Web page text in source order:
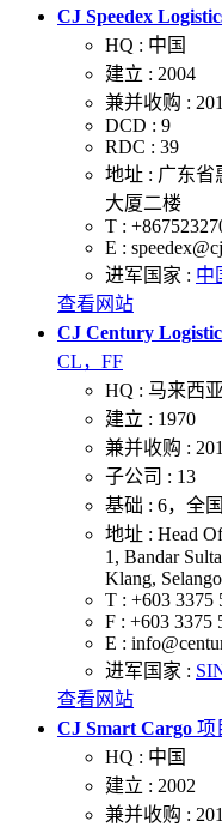
CJ Speedex
HQ : 中国
建立 : 2004
兼并收购 :
DCD : 9
RDC : 39
地址 : 广东省
大厦二楼
T :
E :
进军国家 : 中
查看网站
CJ Century
CL，FF
HQ : 马来西亚
建立 : 1970
兼并收购 :
子公司 : 13
基础 : 6，全
地址 : Head
1, Bandar
Klang,
T : +603 3375
F : +603 3375
E :
进军国家 :
查看网站
CJ Smart Cargo 项
HQ : 中国
建立 : 2002
兼并收购 :